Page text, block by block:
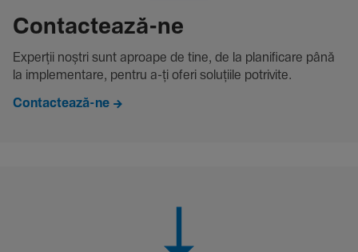
Contac­tează-ne
Experții noștri sunt aproape de tine, de la plani­fi­care până
la imple­men­tare, pentru a-ți oferi solu­țiile potri­vite.
Contactează-ne